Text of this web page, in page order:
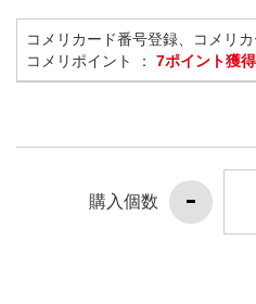
コメリカード番号登録、コメリ
コメリポイント ： 7ポイント獲得
購入個数